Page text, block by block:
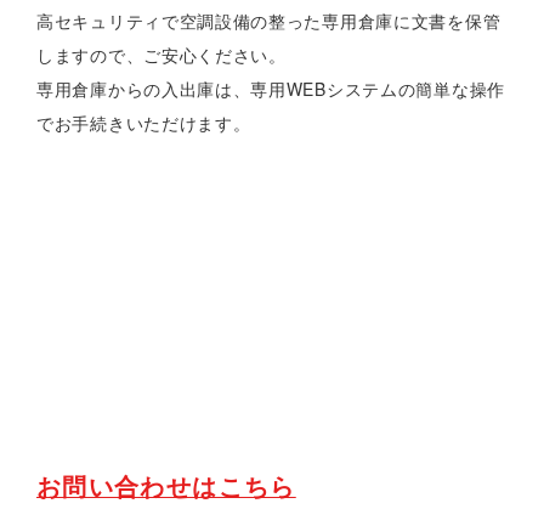
高セキュリティで空調設備の整った専用倉庫に文書を保管
しますので、ご安心ください。
専用倉庫からの入出庫は、専用WEBシステムの簡単な操作
でお手続きいただけます。
お問い合わせはこちら